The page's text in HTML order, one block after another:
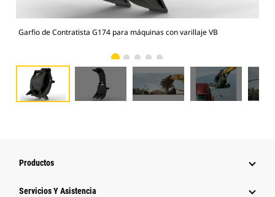
Garfio de Contratista G174 para máquinas con varillaje VB
Productos
Servicios Y Asistencia